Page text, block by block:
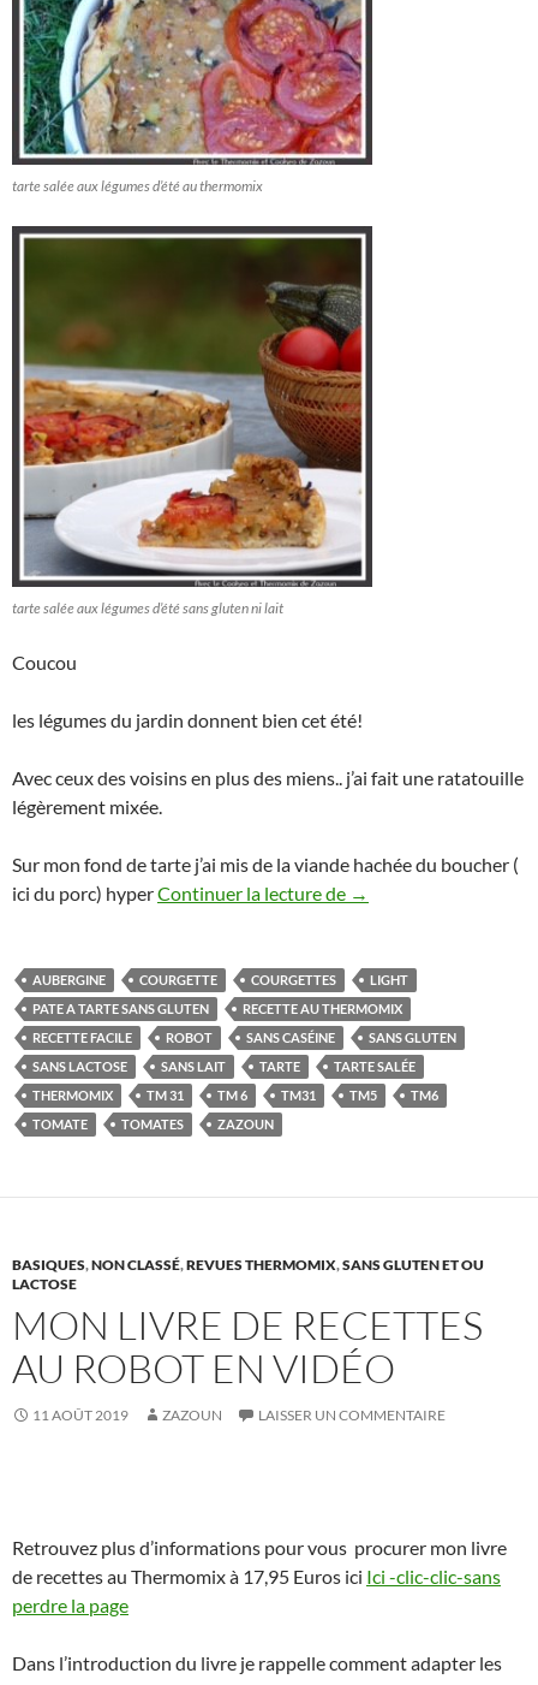
tarte salée aux légumes d’été au thermomix
tarte salée aux légumes d’été sans gluten ni lait
Coucou
les légumes du jardin donnent bien cet été!
Avec ceux des voisins en plus des miens.. j’ai fait une ratatouille
légèrement mixée.
Sur mon fond de tarte j’ai mis de la viande hachée du boucher (
ici du porc) hyperContinuer la lecture de Tarte salée light aux
→
AUBERGINE COURGETTE COURGETTES
LIGHT
PATE A TARTE SANS GLUTEN
RECETTE AU THERMOMIX
RECETTE FACILE
ROBOT SANS CASÉINE
SANS GLUTEN
SANS LACTOSE
SANS LAIT TARTE
TARTE SALÉE
THERMOMIX
TM 31 TM 6 TM31 TM5
TM6
TOMATE
TOMATES ZAZOUN
BASIQUES,NON CLASSÉ,REVUES THERMOMIX,SANS GLUTEN ET OU
LACTOSE
MON LIVRE DE RECETTES
AU ROBOT EN VIDÉO
11 AOÛT 2019 ZAZOUN LAISSER UN COMMENTAIRE
Retrouvez plus d’informations pour vous procurer mon livre
de recettes au Thermomix à 17,95 Euros ici Ici -clic-clic-sans
perdre la page
Dans l’introduction du livre je rappelle comment adapter les